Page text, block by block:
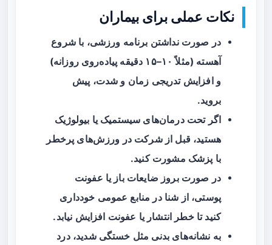
نکات عملی برای بیماران
در صورت نداشتن برنامه ورزشی، با شروع
آهسته (مثلاً ۱۰–۱۵ دقیقه پیاده‌روی روزانه)
و افزایش تدریجی زمان و شدت، پیش
بروید.
اگر تحت درمان‌های سیستمیک یا بیولوژیک
هستید، قبل از شرکت در ورزش‌های پرخطر
با پزشک مشورت کنید.
در صورت بروز ضایعات باز یا عفونت
پوستی، از شنا در منابع عمومی خودداری
کنید تا خطر انتشار یا عفونت افزایش نیابد.
به نشانه‌های بدنی مثل خستگی شدید، درد